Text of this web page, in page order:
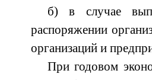
б) в случае
распоряжении
организаций и
При годовом